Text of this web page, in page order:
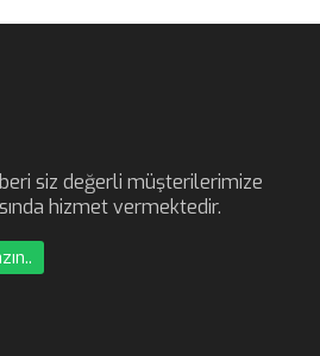
siz değerli müşterilerimize
hizmet vermektedir.